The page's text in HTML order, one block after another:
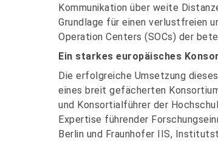
Kommunikation über weite
Grundlage für einen verlustfreien
Operation Centers (SOCs) der
Ein starkes europäisches
Die erfolgreiche Umsetzung
eines breit gefächerten
und Konsortialführer der
Expertise führender
Berlin und Fraunhofer IIS,